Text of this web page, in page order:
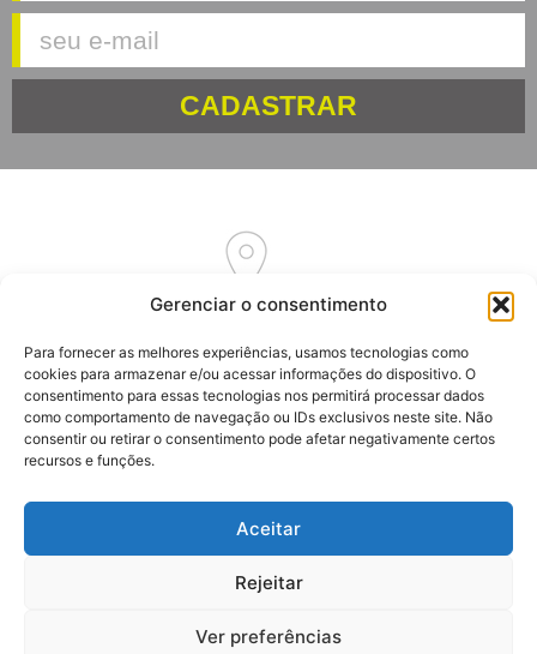
Gerenciar o consentimento
Para fornecer as melhores experiências, usamos tecnologias como
cookies para armazenar e/ou acessar informações do dispositivo. O
consentimento para essas tecnologias nos permitirá processar dados
como comportamento de navegação ou IDs exclusivos neste site. Não
consentir ou retirar o consentimento pode afetar negativamente certos
recursos e funções.
Aceitar
Rejeitar
Ver preferências
CADASTRAR
Garibaldi – RS
CEP: 95720-000
(54) 3464-7262
(54) 99916-2061